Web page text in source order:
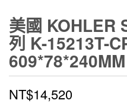
美國 KOHLER
列 K-15213T-
609*78*240MM
NT$14,520